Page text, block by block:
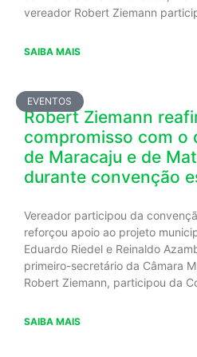
vereador Robert Ziemann
SAIBA MAIS
EVENTOS
Robert Ziemann
compromisso com o
de Maracaju e de
durante convenção
Vereador participou da
reforçou apoio ao projeto
Eduardo Riedel e Reinaldo
primeiro-secretário da Câmara
Robert Ziemann, participou da
SAIBA MAIS